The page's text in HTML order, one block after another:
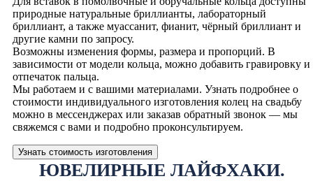
природные натуральные бриллианты, лабораторный
бриллиант, а также муассанит, фианит, чёрный бриллиант и
другие камни по запросу.
Возможны изменения формы, размера и пропорций. В
зависимости от модели кольца, можно добавить гравировку и
отпечаток пальца.
Мы работаем и с вашими материалами. Узнать подробнее о
стоимости индивидуального изготовления колец на свадьбу
можно в мессенджерах или заказав обратный звонок — мы
свяжемся с вами и подробно проконсультируем.
Узнать стоимость изготовления
ЮВЕЛИРНЫЕ ЛАЙФХАКИ.